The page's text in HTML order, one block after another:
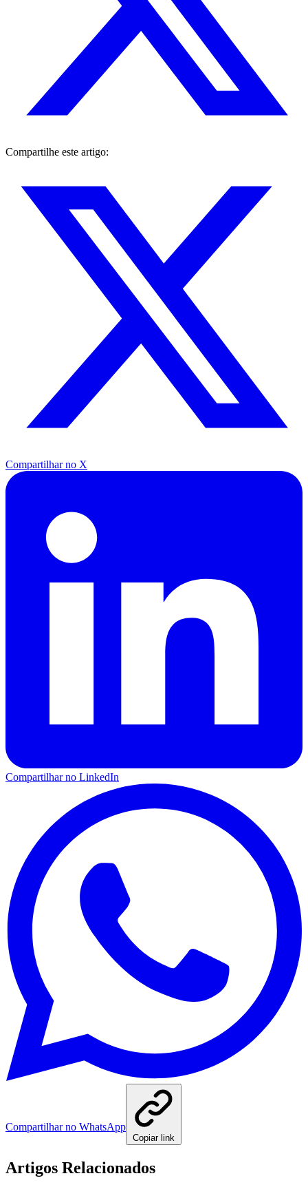
Compartilhe este artigo:
Compartilhar no X
Compartilhar no LinkedIn
Compartilhar no WhatsApp
Copiar link
Artigos Relacionados